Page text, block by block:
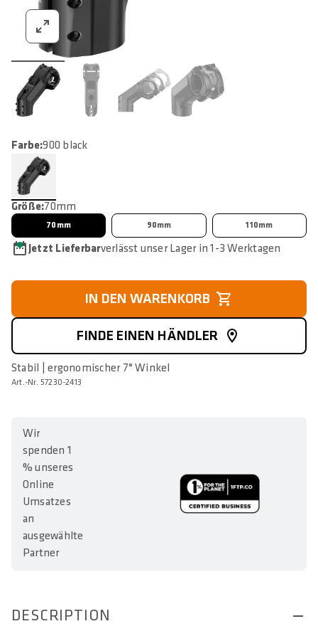
Jetzt Lieferbarverlässt unser Lager in 1-3 Werktagen
Farbe:900 black
Größe:70mm
70mm 90mm 110mm
IN DEN WARENKORB
FINDE EINEN HÄNDLER
Stabil | ergonomischer 7° Winkel
Art.-Nr. 57230-2413
Wir
spenden 1
% unseres
Online
Umsatzes
an
ausgewählte
Partner
DESCRIPTION